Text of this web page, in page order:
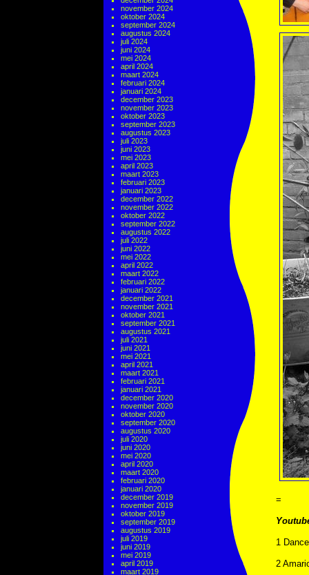
november 2024
oktober 2024
september 2024
augustus 2024
juli 2024
juni 2024
mei 2024
april 2024
maart 2024
februari 2024
januari 2024
december 2023
november 2023
oktober 2023
september 2023
augustus 2023
juli 2023
juni 2023
mei 2023
april 2023
maart 2023
februari 2023
januari 2023
december 2022
november 2022
oktober 2022
september 2022
augustus 2022
juli 2022
juni 2022
mei 2022
april 2022
maart 2022
februari 2022
januari 2022
december 2021
november 2021
oktober 2021
september 2021
augustus 2021
juli 2021
juni 2021
mei 2021
april 2021
maart 2021
februari 2021
januari 2021
december 2020
november 2020
oktober 2020
september 2020
augustus 2020
juli 2020
juni 2020
mei 2020
april 2020
maart 2020
februari 2020
januari 2020
december 2019
november 2019
oktober 2019
september 2019
augustus 2019
juli 2019
juni 2019
mei 2019
april 2019
maart 2019
=
1
2